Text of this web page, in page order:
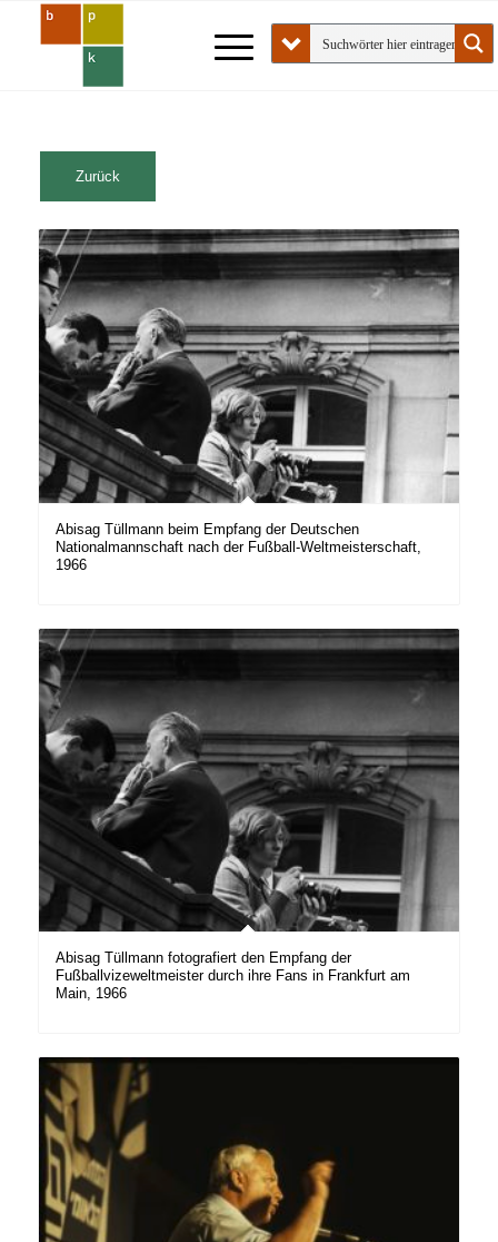
Abisag Tüllmann beim Empfang der Deutschen
Nationalmannschaft nach der Fußball-Weltmeisterschaft,
1966
Abisag Tüllmann fotografiert den Empfang der
Fußballvizeweltmeister durch ihre Fans in Frankfurt am
Main, 1966